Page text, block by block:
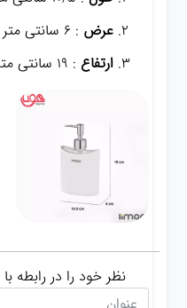
عرض : 6 سانتی متر
ارتفاع : 19 سانتی متر
نظر خود را در رابطه